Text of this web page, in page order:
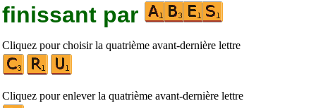
finissant par
Cliquez pour choisir la quatrième avant-dernière lettre
Cliquez pour enlever la quatrième avant-dernière lettre